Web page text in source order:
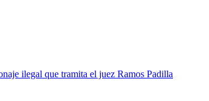
ilegal que tramita el juez Ramos Padilla